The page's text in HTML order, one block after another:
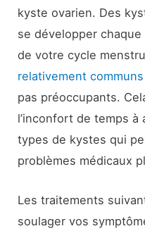
kyste ovarien. Des
se développer
de votre cycle
relativement communs
pas préoccupants.
l’inconfort de temps à
types de kystes qui
problèmes médicaux
Les traitements
soulager vos